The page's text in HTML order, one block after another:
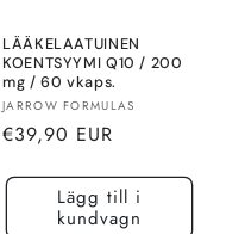
LÄÄKELAATUINEN
KOENTSYYMI Q10 / 200
mg / 60 vkaps.
Säljare:
JARROW FORMULAS
Normalt
€39,90 EUR
Lägg till i
kundvagn